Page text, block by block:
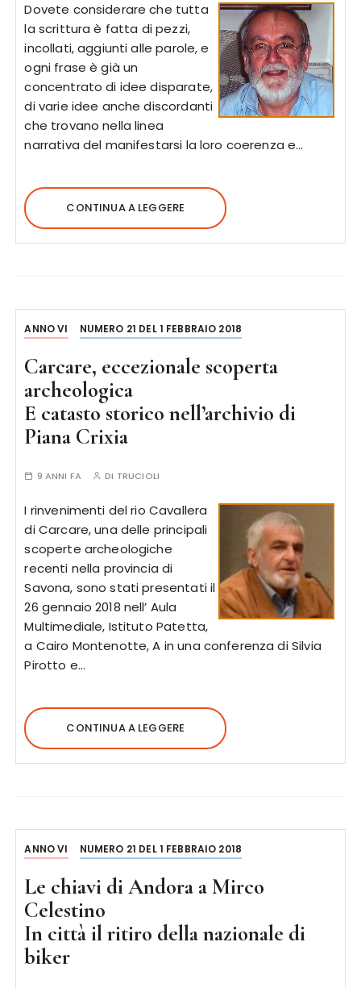
Dovete considerare che tutta
la scrittura è fatta di pezzi,
incollati, aggiunti alle parole, e
ogni frase è già un
concentrato di idee disparate,
di varie idee anche discordanti
che trovano nella linea
narrativa del manifestarsi la loro coerenza e…
CONTINUA A LEGGERE
ANNO VI NUMERO 21 DEL 1 FEBBRAIO 2018
Carcare, eccezionale scoperta
archeologica
E catasto storico nell’archivio di
Piana Crixia
9 ANNI FA DI TRUCIOLI
I rinvenimenti del rio Cavallera
di Carcare, una delle principali
scoperte archeologiche
recenti nella provincia di
Savona, sono stati presentati il
26 gennaio 2018 nell’ Aula
Multimediale, Istituto Patetta,
a Cairo Montenotte, A in una conferenza di Silvia
Pirotto e…
CONTINUA A LEGGERE
ANNO VI NUMERO 21 DEL 1 FEBBRAIO 2018
Le chiavi di Andora a Mirco
Celestino
In città il ritiro della nazionale di
biker